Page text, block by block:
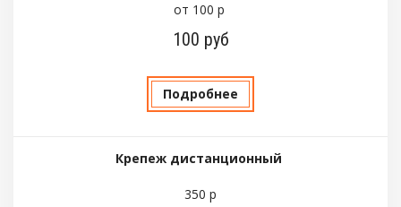
от 100 р
100 руб
Подробнее
Крепеж дистанционный
350 р